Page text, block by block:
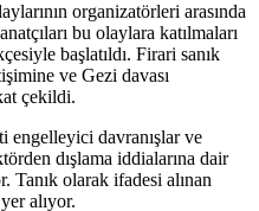
organizatörleri arasında
bu olaylara katılmaları
başlatıldı. Firari sanık
ve Gezi davası
çekildi.
engelleyici davranışlar ve
dışlama iddialarına dair
Tanık olarak ifadesi alınan
alıyor.